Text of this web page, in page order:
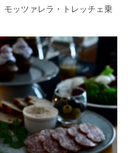
ッツァレラ・トレッチェ乗